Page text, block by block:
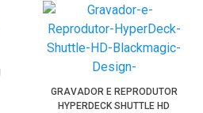
GRAVADOR E REPRODUTOR
HYPERDECK SHUTTLE HD